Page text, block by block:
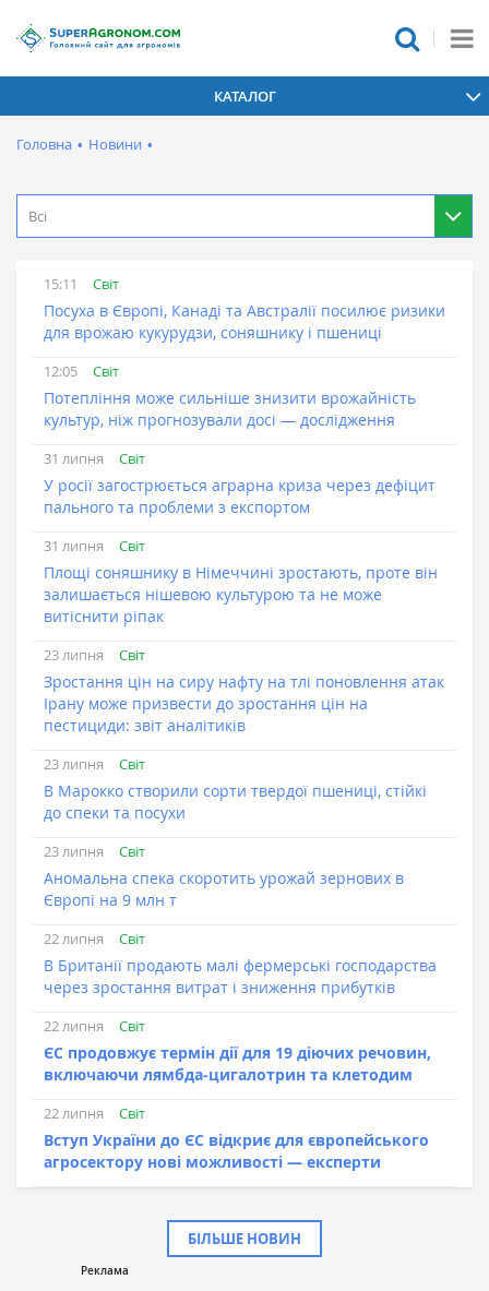
КАТАЛОГ
Головна • Новини •
Всі
15:11 Світ
Посуха в Європі, Канаді та Австралії посилює ризики
для врожаю кукурудзи, соняшнику і пшениці
12:05 Світ
Потепління може сильніше знизити врожайність
культур, ніж прогнозували досі — дослідження
31 липня Світ
У росії загострюється аграрна криза через дефіцит
пального та проблеми з експортом
31 липня Світ
Площі соняшнику в Німеччині зростають, проте він
залишається нішевою культурою та не може
витіснити ріпак
23 липня Світ
Зростання цін на сиру нафту на тлі поновлення атак
Ірану може призвести до зростання цін на
пестициди: звіт аналітиків
23 липня Світ
В Марокко створили сорти твердої пшениці, стійкі
до спеки та посухи
23 липня Світ
Аномальна спека скоротить урожай зернових в
Європі на 9 млн т
22 липня Світ
В Британії продають малі фермерські господарства
через зростання витрат і зниження прибутків
22 липня Світ
ЄС продовжує термін дії для 19 діючих речовин,
включаючи лямбда-цигалотрин та клетодим
22 липня Світ
Вступ України до ЄС відкриє для європейського
агросектору нові можливості — експерти
БІЛЬШЕ НОВИН